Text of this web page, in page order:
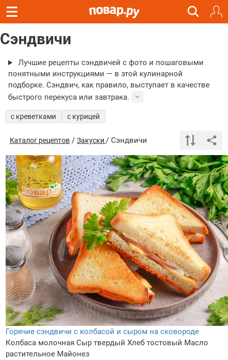
Сэндвичи
Лучшие рецепты сэндвичей с фото и пошаговыми
понятными инструкциями — в этой кулинарной
подборке. Сэндвич, как правило, выступает в качестве
быстрого перекуса или завтрака.
с креветками с курицей
Каталог рецептов / Закуски / Сэндвичи
Горячие сэндвичи с колбасой и сыром на сковороде
Колбаса молочная Сыр твердый Хлеб тостовый Масло
растительное Майонез